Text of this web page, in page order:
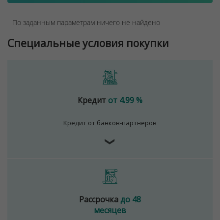
По заданным параметрам ничего не найдено
Специальные условия покупки
Кредит от 4.99 %
Кредит от банков-партнеров
❯
Рассрочкадо 48
месяцев